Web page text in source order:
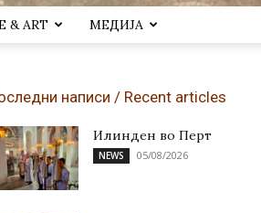
& ART МЕДИЈА
написи / Recent articles
Илинден во Перт
NEWS 05/08/2026